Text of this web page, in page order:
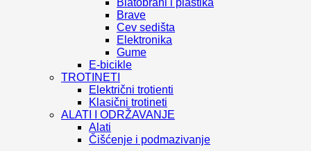
Blatobrani i plastika
Brave
Cev sedišta
Elektronika
Gume
E-bicikle
TROTINETI
Električni trotienti
Klasični trotineti
ALATI I ODRŽAVANJE
Alati
Čišćenje i podmazivanje